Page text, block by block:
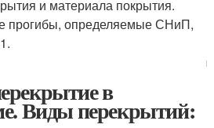
и материала покрытия.
прогибы, определяемые СНиП,
в
Виды перекрытий: